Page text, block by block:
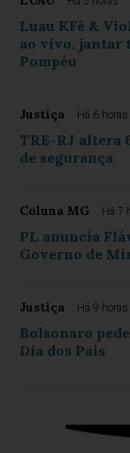
Luau KFé &
ao vivo, jantar
Pompéu
Justiça Há 6 horas
TRE-RJ altera
de segurança
Coluna MG Há 7
PL anuncia
Governo de
Justiça Há 9 horas
Bolsonaro
Dia dos Pais